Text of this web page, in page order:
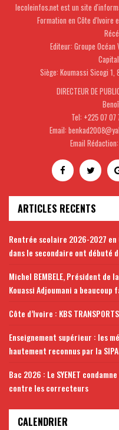
lecoleinfos.net est un site
Formation en Côte d'Ivoire
Editeur: Groupe Océan
Siège: Koumassi Sicogi
DIRECTEUR DE
Tel: +225 07
Email:
Email
ARTICLES RECENTS
Rentrée scolaire 2026-2027
dans le secondaire ont débuté
Michel BEMBELE, Président de
Kouassi Adjoumani a beaucoup
Côte d’Ivoire : KBS
Enseignement supérieur : les
hautement reconnus par la
Bac 2026 : Le SYENET
contre les correcteurs
CALENDRIER